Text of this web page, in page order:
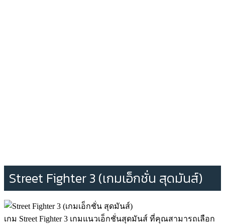
Street Fighter 3 (เกมเอ็กชั่น สุดมันส์)
เกม Street Fighter 3 เกมแนวเอ็กชั่นสุดมันส์ ที่คุณสามารถเลือก